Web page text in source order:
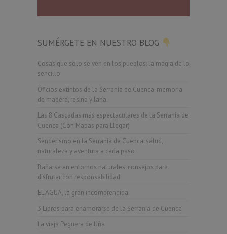
SUMÉRGETE EN NUESTRO BLOG
Cosas que solo se ven en los pueblos: la magia de lo
sencillo
Oficios extintos de la Serranía de Cuenca: memoria
de madera, resina y lana.
Las 8 Cascadas más espectaculares de la Serranía de
Cuenca (Con Mapas para Llegar)
Senderismo en la Serranía de Cuenca: salud,
naturaleza y aventura a cada paso
Bañarse en entornos naturales: consejos para
disfrutar con responsabilidad
EL AGUA, la gran incomprendida
3 Libros para enamorarse de la Serranía de Cuenca
La vieja Peguera de Uña